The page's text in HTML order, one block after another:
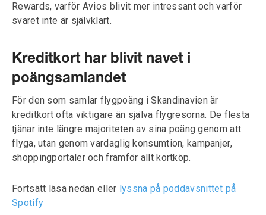
Rewards, varför Avios blivit mer intressant och varför
svaret inte är självklart.
Kreditkort har blivit navet i
poängsamlandet
För den som samlar flygpoäng i Skandinavien är
kreditkort ofta viktigare än själva flygresorna. De flesta
tjänar inte längre majoriteten av sina poäng genom att
flyga, utan genom vardaglig konsumtion, kampanjer,
shoppingportaler och framför allt kortköp.
Fortsätt läsa nedan eller lyssna på poddavsnittet på
Spotify